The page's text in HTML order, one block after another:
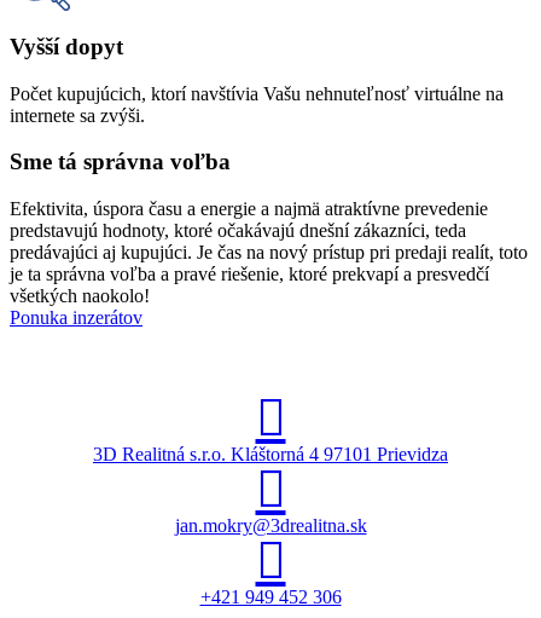
Vyšší dopyt
Počet kupujúcich, ktorí navštívia Vašu nehnuteľnosť virtuálne na
internete sa zvýši.
Sme tá správna voľba
Efektivita, úspora času a energie a najmä atraktívne prevedenie
predstavujú hodnoty, ktoré očakávajú dnešní zákazníci, teda
predávajúci aj kupujúci. Je čas na nový prístup pri predaji realít, toto
je ta správna voľba a pravé riešenie, ktoré prekvapí a presvedčí
všetkých naokolo!
Ponuka inzerátov
3D Realitná s.r.o. Kláštorná 4 97101 Prievidza
jan.mokry@3drealitna.sk
+421 949 452 306